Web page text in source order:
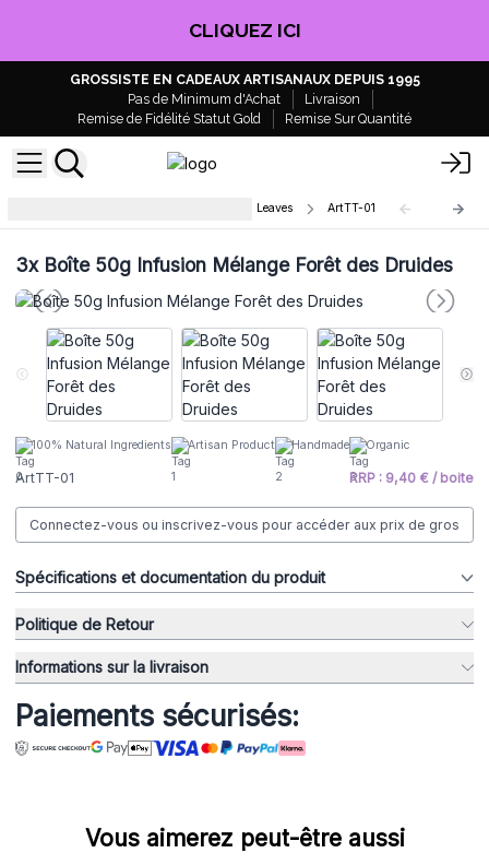
CLIQUEZ ICI
GROSSISTE EN CADEAUX ARTISANAUX DEPUIS 1995
Pas de Minimum d'Achat
Livraison
Remise de Fidélité Statut Gold
Remise Sur Quantité
Boite de Thés Artisanaux Mandala Leaves ArtTT-01
3xBoîte 50g Infusion Mélange Forêt des Druides
100% Natural Ingredients Artisan Product Handmade Organic
ArtTT-01 RRP : 9,40 € / boite
Connectez-vous ou inscrivez-vous pour accéder aux prix de gros
Spécifications et documentation du produit
Politique de Retour
Informations sur la livraison
Paiements sécurisés:
Vous aimerez peut-être aussi